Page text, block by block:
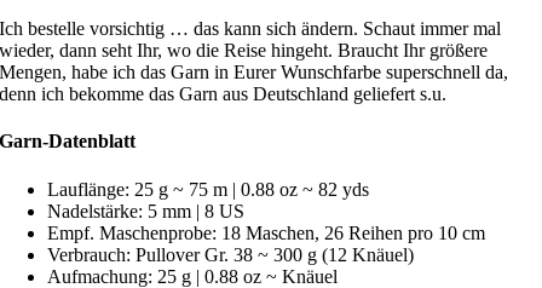
Ich bestelle vorsichtig … das kann sich ändern. Schaut immer mal
wieder, dann seht Ihr, wo die Reise hingeht. Braucht Ihr größere
Mengen, habe ich das Garn in Eurer Wunschfarbe superschnell da,
denn ich bekomme das Garn aus Deutschland geliefert s.u.
Garn-Datenblatt
Lauflänge: 25 g ~ 75 m | 0.88 oz ~ 82 yds
Nadelstärke: 5 mm | 8 US
Empf. Maschenprobe: 18 Maschen, 26 Reihen pro 10 cm
Verbrauch: Pullover Gr. 38 ~ 300 g (12 Knäuel)
Aufmachung: 25 g | 0.88 oz ~ Knäuel